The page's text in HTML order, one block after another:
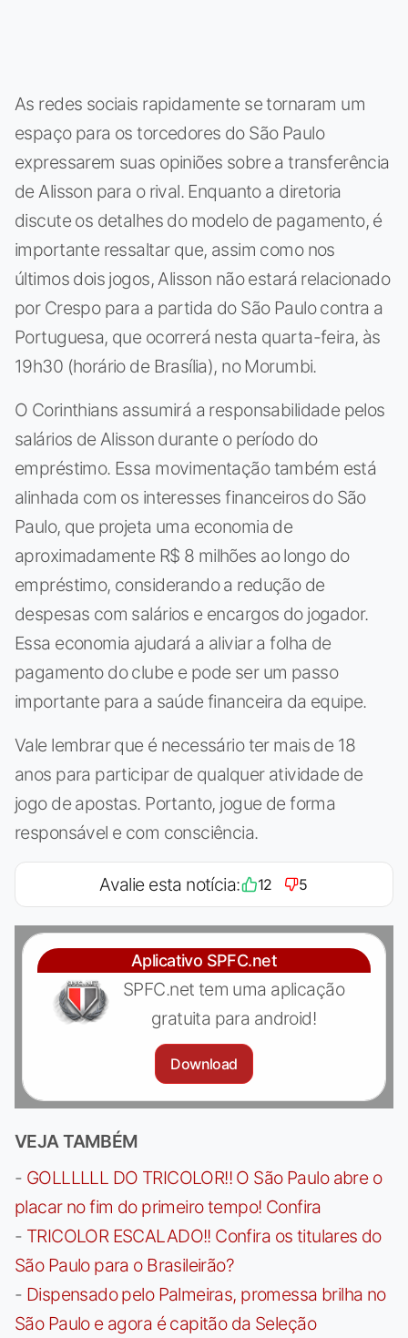
As redes sociais rapidamente se tornaram um
espaço para os torcedores do São Paulo
expressarem suas opiniões sobre a transferência
de Alisson para o rival. Enquanto a diretoria
discute os detalhes do modelo de pagamento, é
importante ressaltar que, assim como nos
últimos dois jogos, Alisson não estará relacionado
por Crespo para a partida do São Paulo contra a
Portuguesa, que ocorrerá nesta quarta-feira, às
19h30 (horário de Brasília), no Morumbi.
O Corinthians assumirá a responsabilidade pelos
salários de Alisson durante o período do
empréstimo. Essa movimentação também está
alinhada com os interesses financeiros do São
Paulo, que projeta uma economia de
aproximadamente R$ 8 milhões ao longo do
empréstimo, considerando a redução de
despesas com salários e encargos do jogador.
Essa economia ajudará a aliviar a folha de
pagamento do clube e pode ser um passo
importante para a saúde financeira da equipe.
Vale lembrar que é necessário ter mais de 18
anos para participar de qualquer atividade de
jogo de apostas. Portanto, jogue de forma
responsável e com consciência.
Avalie esta notícia: 12 5
Aplicativo SPFC.net
SPFC.net tem uma aplicação
gratuita para android!
Download
VEJA TAMBÉM
- GOLLLLLL DO TRICOLOR!! O São Paulo abre o
placar no fim do primeiro tempo! Confira
- TRICOLOR ESCALADO!! Confira os titulares do
São Paulo para o Brasileirão?
- Dispensado pelo Palmeiras, promessa brilha no
São Paulo e agora é capitão da Seleção